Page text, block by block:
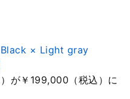
Black × Light gray
が￥199,000（税込）に